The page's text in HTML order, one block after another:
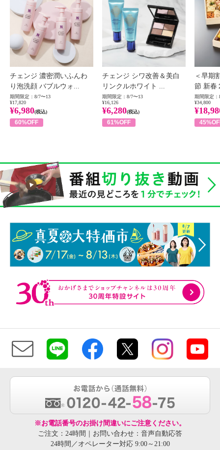
チェンジ 濃密潤いふんわ
り泡洗顔 バブルウォ...
期間限定：8/7〜13
¥17,820
¥6,980(税込)
60%OFF
チェンジ シワ改善＆美白
リンクルホワイト ...
期間限定：8/7〜13
¥16,126
¥6,280(税込)
61%OFF
＜早期
節 新春
期間限定：
¥34,800
※お電話番号のお掛け間違いにご注意ください。
ご注文：24時間｜お問い合わせ：音声自動応答
24時間／オペレーター対応 9:00～21:00